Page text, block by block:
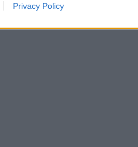
Privacy Policy